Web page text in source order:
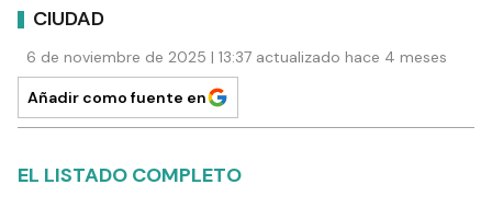
CIUDAD
6 de noviembre de 2025 | 13:37 actualizado hace 4 meses
Añadir como fuente en
EL LISTADO COMPLETO